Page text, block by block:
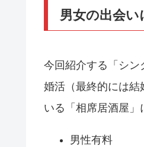
男女の出会
今回紹介する「シ
婚活（最終的には結
いる「相席居酒屋」
男性有料